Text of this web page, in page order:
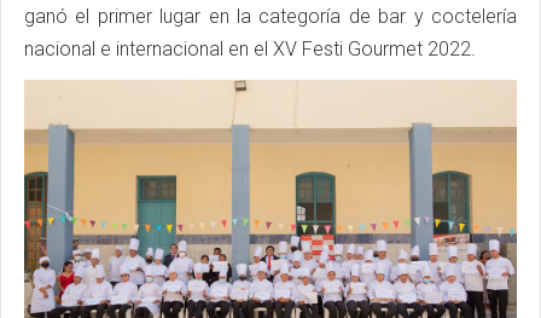
ganó el primer lugar en la categoría de bar y coctelería
nacional e internacional en el XV Festi Gourmet 2022.